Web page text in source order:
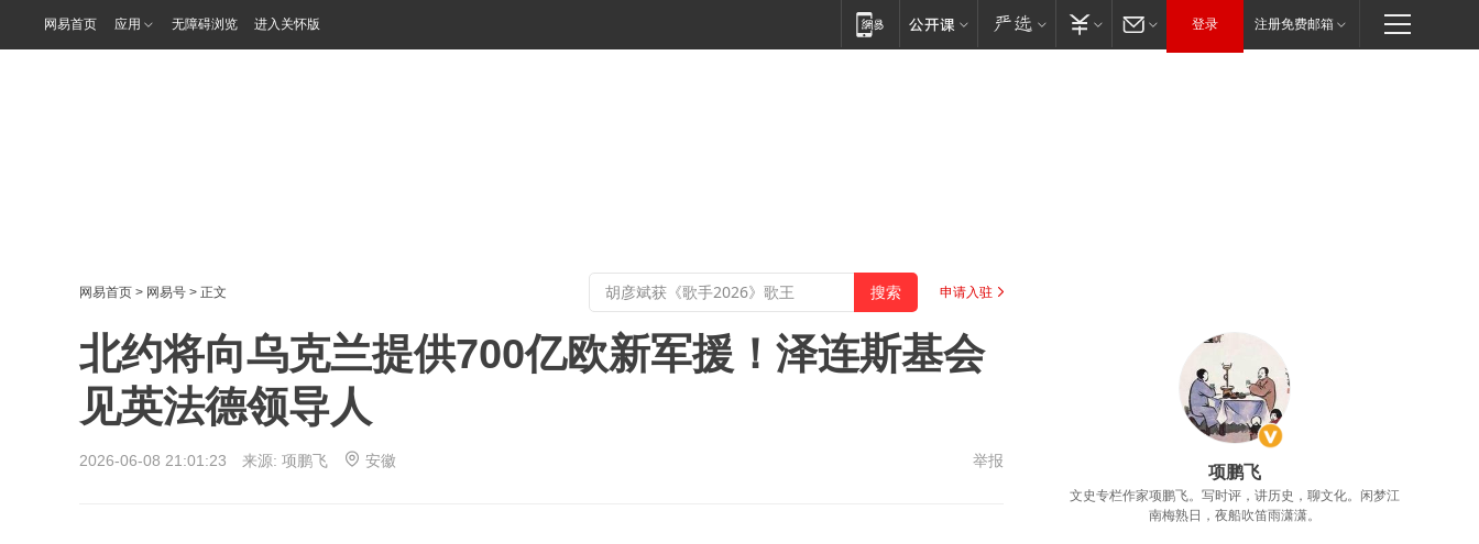
网易首页 应用 无障碍浏览 进入关怀版 登录 注册免费邮箱
网易首页 > 网易号 > 正文 申请入驻
北约将向乌克兰提供700亿欧新军援！泽连斯基会
见英法德领导人
2026-06-08 21:01:23 来源: 项鹏飞 安徽 举报
项鹏飞
文史专栏作家项鹏飞。写时评，讲历史，聊文化。闲梦江
南梅熟日，夜船吹笛雨潇潇。